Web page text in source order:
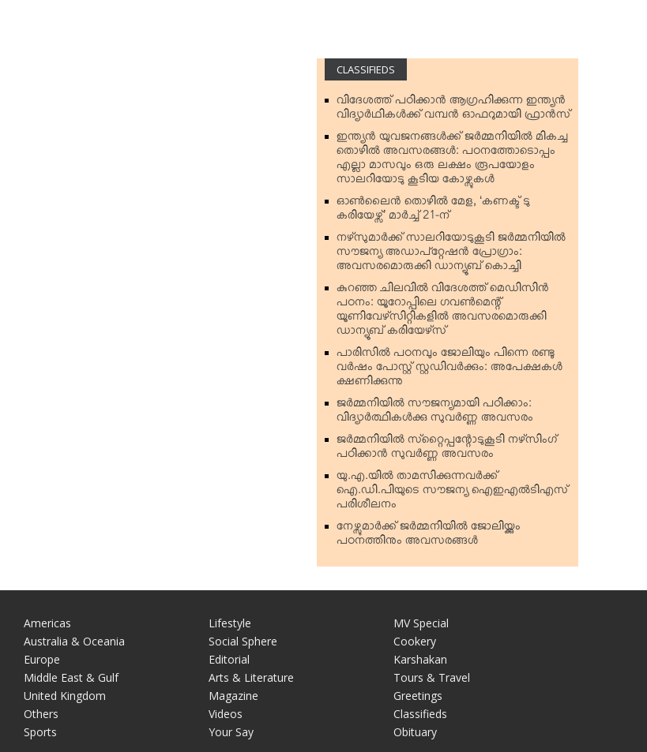
CLASSIFIEDS
വിദേശത്ത് പഠിക്കാന്‍ ആഗ്രഹിക്കുന്ന ഇന്ത്യന്‍
വിദ്യാര്‍ഥികള്‍ക്ക് വമ്പന്‍ ഓഫറുമായി ഫ്രാന്‍സ്
ഇന്ത്യന്‍ യുവജനങ്ങള്‍ക്ക് ജര്‍മ്മനിയില്‍ മികച്ച
തൊഴില്‍ അവസരങ്ങള്‍: പഠനത്തോടൊപ്പം
എല്ലാ മാസവും ഒരു ലക്ഷം രൂപയോളം
സാലറിയോടു കൂടിയ കോഴ്സുകള്‍
ഓണ്‍ലൈന്‍ തൊഴില്‍ മേള, ‘കണക്ട് ടു
കരിയേഴ്സ്’ മാര്‍ച്ച് 21-ന്
നഴ്‌സുമാര്‍ക്ക് സാലറിയോടുകൂടി ജര്‍മ്മനിയില്‍
സൗജന്യ അഡാപ്റ്റേഷന്‍ പ്രോഗ്രാം:
അവസരമൊരുക്കി ഡാന്യൂബ് കൊച്ചി
കുറഞ്ഞ ചിലവില്‍ വിദേശത്ത് മെഡിസിന്‍
പഠനം: യൂറോപ്പിലെ ഗവണ്‍മെന്റ്
യൂണിവേഴ്‌സിറ്റികളില്‍ അവസരമൊരുക്കി
ഡാന്യൂബ് കരിയേഴ്‌സ്
പാരിസില്‍ പഠനവും ജോലിയും പിന്നെ രണ്ടു
വര്‍ഷം പോസ്റ്റ് സ്റ്റഡിവര്‍ക്കും: അപേക്ഷകള്‍
ക്ഷണിക്കുന്നു
ജര്‍മ്മനിയില്‍ സൗജന്യമായി പഠിക്കാം:
വിദ്യാര്‍ത്ഥികള്‍ക്കു സുവര്‍ണ്ണ അവസരം
ജര്‍മ്മനിയില്‍ സ്‌റ്റൈപ്പന്റോടുകൂടി നഴ്‌സിംഗ്
പഠിക്കാന്‍ സുവര്‍ണ്ണ അവസരം
യു.എ.യില്‍ താമസിക്കുന്നവര്‍ക്ക്
ഐ.ഡി.പിയുടെ സൗജന്യ ഐഇഎല്‍ടിഎസ്
പരിശീലനം
നേഴ്സുമാര്‍ക്ക് ജര്‍മ്മനിയില്‍ ജോലിയ്ക്കും
പഠനത്തിനും അവസരങ്ങള്‍
Americas
Australia & Oceania
Europe
Middle East & Gulf
United Kingdom
Others
Sports
Lifestyle
Social Sphere
Editorial
Arts & Literature
Magazine
Videos
Your Say
MV Special
Cookery
Karshakan
Tours & Travel
Greetings
Classifieds
Obituary